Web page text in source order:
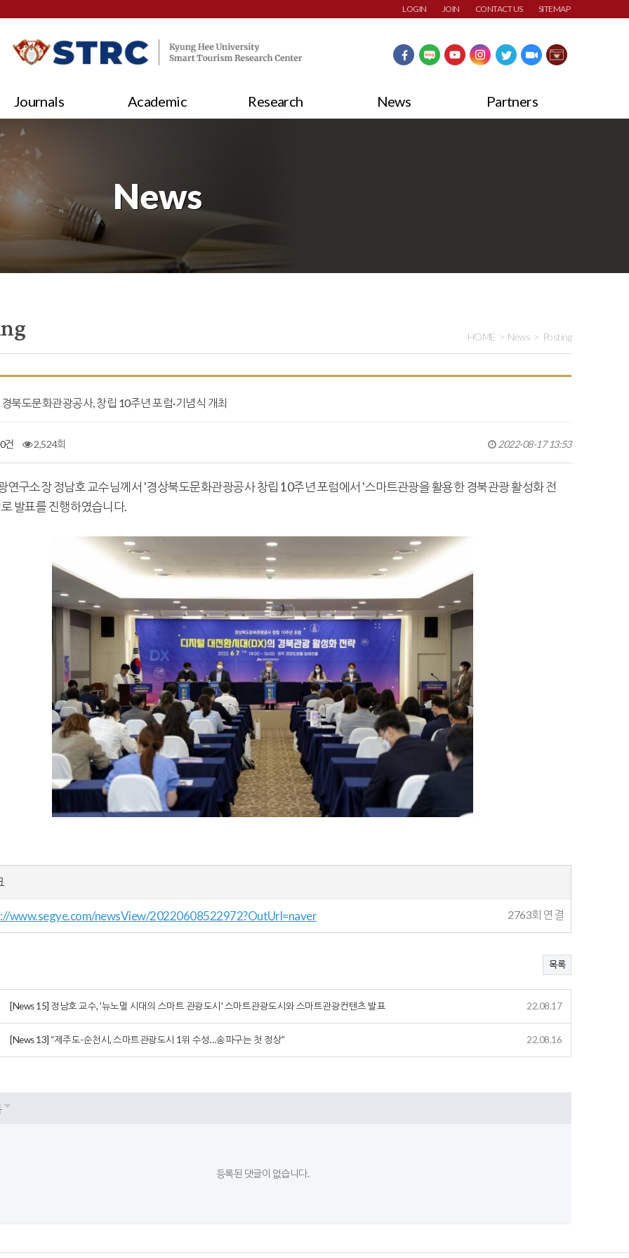
LOGIN JOIN CONTACT US SITEMAP
Journals Academic Research News Partners
News
HOME News Posting
북도문화관광공사, 창립 10주년 포럼·기념식 개최
건 2,524회 2022-08-17 13:53
연구소장 정남호 교수님께서 '경상북도문화관광공사 창립 10주년 포럼에서 '스마트관광을 활용한 경북관광 활성화 전
발표를 진행하였습니다.
www.segye.com/newsView/20220608522972?OutUrl=naver 2763회 연결
목록
[News 15] 정남호 교수, '뉴노멀 시대의 스마트 관광도시' 스마트관광도시와 스마트관광컨텐츠 발표 22.08.17
[News 13] “제주도-순천시, 스마트관광도시 1위 수성…송파구는 첫 정상” 22.08.16
등록된 댓글이 없습니다.